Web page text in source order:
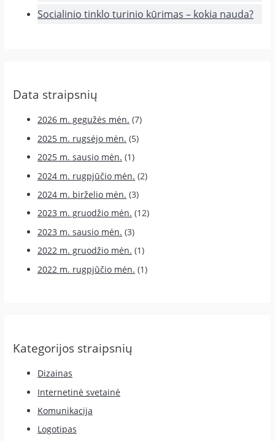
Socialinio tinklo turinio kūrimas – kokia nauda?
Data straipsnių
2026 m. gegužės mėn. (7)
2025 m. rugsėjo mėn. (5)
2025 m. sausio mėn. (1)
2024 m. rugpjūčio mėn. (2)
2024 m. birželio mėn. (3)
2023 m. gruodžio mėn. (12)
2023 m. sausio mėn. (3)
2022 m. gruodžio mėn. (1)
2022 m. rugpjūčio mėn. (1)
Kategorijos straipsnių
Dizainas
Internetinė svetainė
Komunikacija
Logotipas